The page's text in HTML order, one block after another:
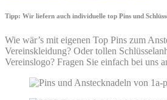
Tipp: Wir liefern auch individuelle top Pins und
Wie wär’s mit eigenen Top Pins zum
Vereinskleidung? Oder tollen
Vereinslogo? Fragen Sie einfach bei uns